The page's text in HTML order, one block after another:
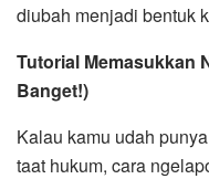
diubah menjadi bentuk
Tutorial Memasukkan
Banget!)
Kalau kamu udah
taat hukum, cara